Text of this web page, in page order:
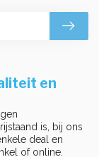
en
is, bij ons
deal en
of online.